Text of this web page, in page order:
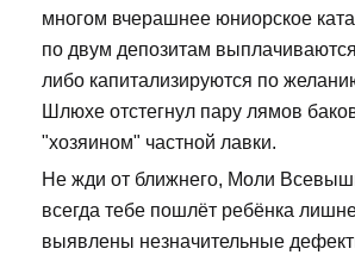
многом вчерашнее юниорское
по двум депозитам
либо капитализируются по
Шлюхе отстегнул пару лямов
"хозяином" частной лавки.
Не жди от ближнего, Моли
всегда тебе пошлёт ребёнка
выявлены незначительные